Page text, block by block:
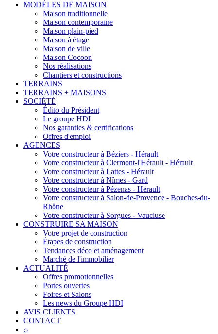
MODÈLES DE MAISON
Maison traditionnelle
Maison contemporaine
Maison plain-pied
Maison à étage
Maison de ville
Maison Cocoon
Nos réalisations
Chantiers et constructions
TERRAINS
TERRAINS + MAISONS
SOCIÉTÉ
Édito du Président
Le groupe HDI
Nos garanties & certifications
Offres d'emploi
AGENCES
Votre constructeur à Béziers - Hérault
Votre constructeur à Clermont-l'Hérault - Hérault
Votre constructeur à Lattes - Hérault
Votre constructeur à Nîmes - Gard
Votre constructeur à Pézenas - Hérault
Votre constructeur à Salon-de-Provence - Bouches-du-
Rhône
Votre constructeur à Sorgues - Vaucluse
CONSTRUIRE SA MAISON
Votre projet de construction
Étapes de construction
Tendances déco et aménagement
Marché de l'immobilier
ACTUALITÉ
Offres promotionnelles
Portes ouvertes
Foires et Salons
Les news du Groupe HDI
AVIS CLIENTS
CONTACT
⌕